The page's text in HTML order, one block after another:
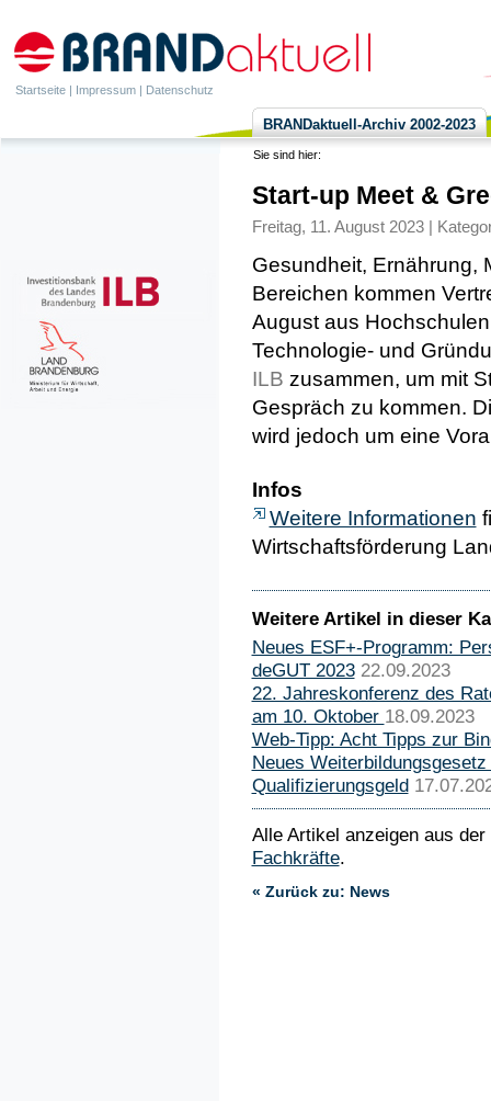
Startseite | Impressum | Datenschutz
BRANDaktuell-Archiv 2002-2023
Sie sind hier:
Start-up Meet &
Freitag, 11. August 2023 |
Gesundheit, Ernährung,
Bereichen kommen
August aus
ILB zusammen, um mit
Gespräch zu kommen.
wird jedoch um eine
Infos
Weitere Informationen
Wirtschaftsförderung
Weitere Artikel in dieser
Neues ESF+-Programm:
deGUT 2023 22.09.2023
22. Jahreskonferenz des
am 10. Oktober 18.09.2023
Web-Tipp: Acht Tipps zur
Neues
Qualifizierungsgeld
Alle Artikel anzeigen aus
Fachkräfte.
« Zurück zu: News